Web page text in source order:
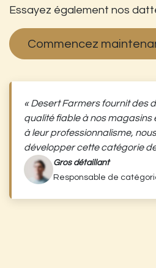
Essayez également nos
Commencez
« Desert Farmers fournit des
qualité fiable à nos magasins
à leur professionnalisme,
développer cette catégorie
Gros détaillant
Responsable de